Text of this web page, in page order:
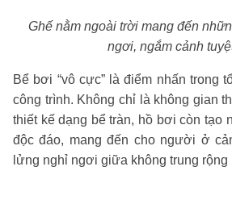
Ghế nằm ngoài trời mang đến
ngơi, ngắm cảnh
Bể bơi “vô cực” là điểm nhấn trong
công trình. Không chỉ là không gian
thiết kế dạng bể tràn, hồ bơi còn tạo
độc đáo, mang đến cho người ở
lửng nghỉ ngơi giữa không trung rộng